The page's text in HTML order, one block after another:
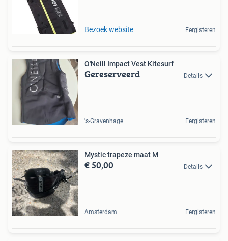
Bezoek website Eergisteren
O'Neill Impact Vest Kitesurf
Gereserveerd Details
's-Gravenhage Eergisteren
Mystic trapeze maat M
€ 50,00 Details
Amsterdam Eergisteren